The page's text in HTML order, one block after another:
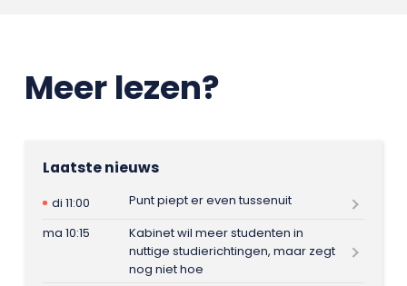
Meer lezen?
Laatste nieuws
di 11:00
Punt piept er even tussenuit
ma 10:15
Kabinet wil meer studenten in
nuttige studierichtingen, maar zegt
nog niet hoe